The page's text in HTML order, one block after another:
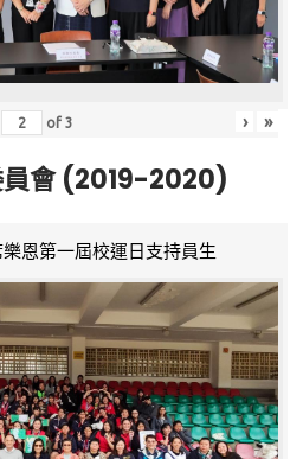
of3 › »
員會 (2019-2020)
恩第一屆校運日支持員生